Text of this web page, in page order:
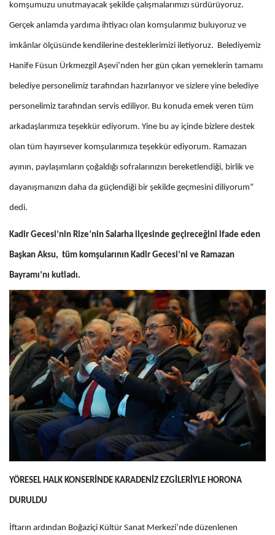
komşumuzu unutmayacak şekilde çalışmalarımızı sürdürüyoruz.
Gerçek anlamda yardıma ihtiyacı olan komşularımız buluyoruz ve
imkânlar ölçüsünde kendilerine desteklerimizi iletiyoruz. Belediyemiz
Hanife Füsun Ürkmezgil Aşevi’nden her gün çıkan yemeklerin tamamı
belediye personelimiz tarafından hazırlanıyor ve sizlere yine belediye
personelimiz tarafından servis ediliyor. Bu konuda emek veren tüm
arkadaşlarımıza teşekkür ediyorum. Yine bu ay içinde bizlere destek
olan tüm hayırsever komşularımıza teşekkür ediyorum. Ramazan
ayının, paylaşımların çoğaldığı sofralarınızın bereketlendiği, birlik ve
dayanışmanızın daha da güçlendiği bir şekilde geçmesini diliyorum”
dedi.
Kadir Gecesi’nin Rize’nin Salarha ilçesinde geçireceğini ifade eden
Başkan Aksu, tüm komşularının Kadir Gecesi’ni ve Ramazan
Bayramı’nı kutladı.
YÖRESEL HALK KONSERİNDE KARADENİZ EZGİLERİYLE HORONA
DURULDU
İftarın ardından Boğaziçi Kültür Sanat Merkezi’nde düzenlenen